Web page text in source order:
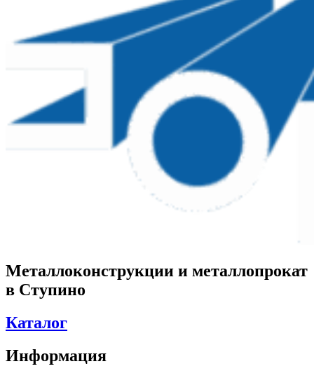
Металлоконструкции и металлопрокат
в Ступино
Каталог
Информация